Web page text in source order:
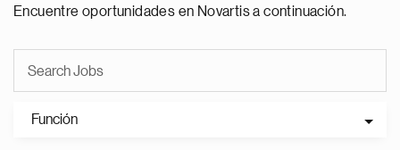
Encuentre oportunidades en Novartis a continuación.
Función